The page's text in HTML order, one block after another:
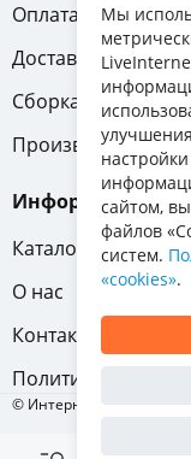
Оплата
Доставка
Сборка
Производители
Информация
Каталог мебели
О нас
Контакты
Политика
© Интернет-магазин
Мы
сайтом,
файлов
систем.
«cookies».